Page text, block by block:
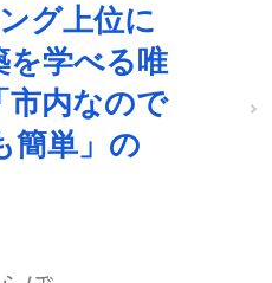
グ上位に
を学べる唯
市内なので
簡単」の